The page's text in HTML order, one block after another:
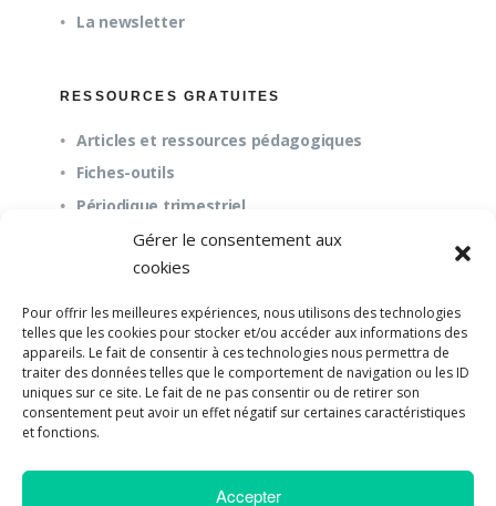
Gérer le consentement aux
cookies
Pour offrir les meilleures expériences, nous utilisons des technologies
telles que les cookies pour stocker et/ou accéder aux informations des
appareils. Le fait de consentir à ces technologies nous permettra de
traiter des données telles que le comportement de navigation ou les ID
uniques sur ce site. Le fait de ne pas consentir ou de retirer son
consentement peut avoir un effet négatif sur certaines caractéristiques
et fonctions.
Accepter
La newsletter
RESSOURCES GRATUITES
Articles et ressources pédagogiques
Fiches-outils
Périodique trimestriel
À propos
Questions fréquentes (FAQ)
Mission et pédagogie